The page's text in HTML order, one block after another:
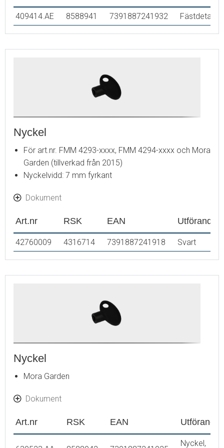
409414.AE 8588941 7391887241932 Fästdetaljer
Nyckel
För art.nr. FMM 4293-xxxx, FMM 4294-xxxx och Mora
Garden (tillverkad från 2015)
Nyckelvidd: 7 mm fyrkant
Dokument
Art.nr RSK EAN Utförande
42760009 4316714 7391887241918 Svart
Nyckel
Mora Garden
Dokument
Art.nr RSK EAN Utförande
Nyckel,